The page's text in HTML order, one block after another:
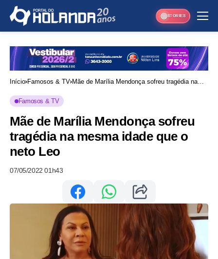
STORIES
Início Famosos & TV Mãe de Marília Mendonça sofreu tragédia na
Famosos & TV
Mãe de Marília Mendonça sofreu
tragédia na mesma idade que o
neto Leo
07/05/2022 01h43